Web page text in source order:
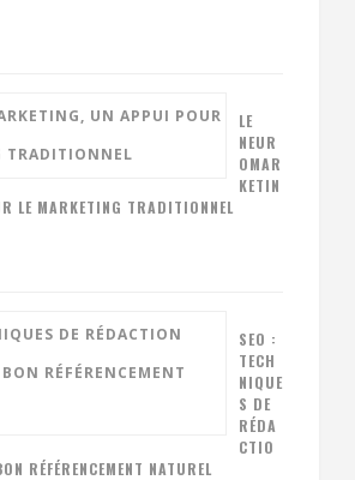
LE
NEUR
OMAR
KETIN
LE MARKETING TRADITIONNEL
SEO :
TECH
NIQUE
S DE
RÉDA
CTIO
RÉFÉRENCEMENT NATUREL